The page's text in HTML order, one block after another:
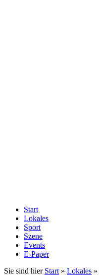
Start
Lokales
Sport
Szene
Events
E-Paper
Sie sind hier Start » Lokales »